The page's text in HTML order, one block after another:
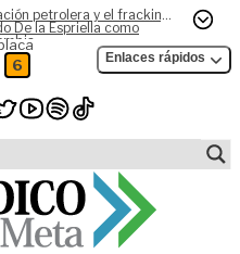
petrolera y el fracking,
De la Espriella como
6 Enlaces rápidos